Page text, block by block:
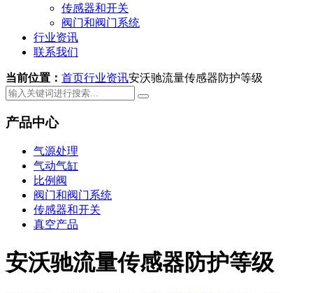
传感器和开关
阀门和阀门系统
行业资讯
联系我们
当前位置： 首页行业资讯安沃驰流量传感器防护等级
产品中心
气源处理
气动气缸
比例阀
阀门和阀门系统
传感器和开关
真空产品
安沃驰流量传感器防护等级